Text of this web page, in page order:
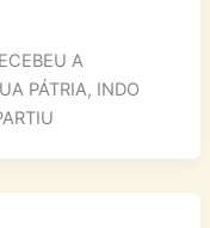
A
PÁTRIA, INDO